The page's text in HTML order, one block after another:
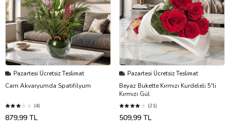
Pazartesi Ücretsiz Teslimat
Cam Akvaryumda Spatifilyum
(4)
879,99 TL
Pazartesi Ücretsiz Teslimat
Beyaz Bukette Kırmızı Kurdeleli 5'li
Kırmızı Gül
(21)
509,99 TL